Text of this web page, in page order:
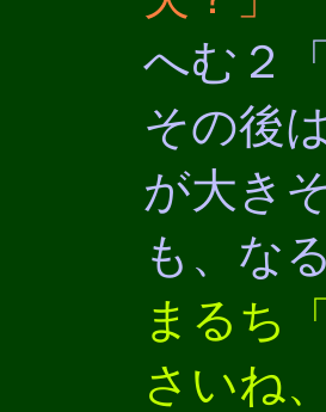
へむ２
その後
が大き
も、な
まるち
さいね